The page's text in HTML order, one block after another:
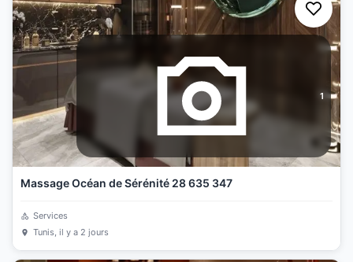
1
Massage Océan de Sérénité 28 635 347
Services
Tunis, il y a 2 jours